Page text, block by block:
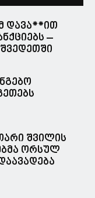
დავა**ით
–
შვილის
ორსულ